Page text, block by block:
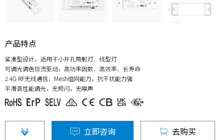
产品特点
紧凑型设计，适用于小开孔筒射灯、线型灯
可调光调色恒流驱动，高功率因数、高效率、长寿命
2.4G RF无线通信，Mesh组网能力，抗干扰能力强
平滑高性能调光，无频闪，无噪声
立即咨询 去购买